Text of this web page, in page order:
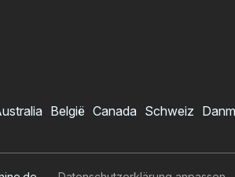
Lidl
België Canada Schweiz